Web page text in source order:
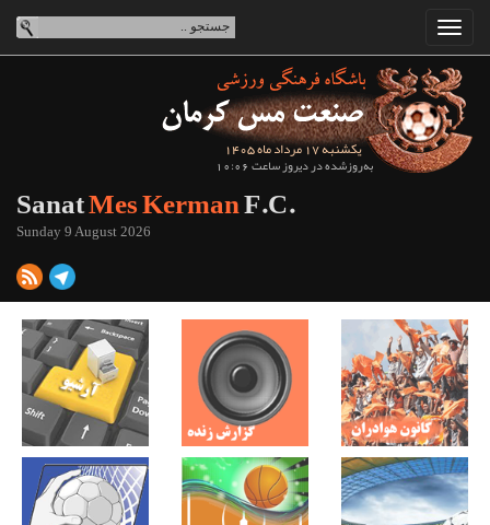
یکشنبه 17 مرداد ماه 1405
به‌روزشده در دیروز ساعت 10:06
SanatMes KermanF.C.
Sunday 9 August 2026